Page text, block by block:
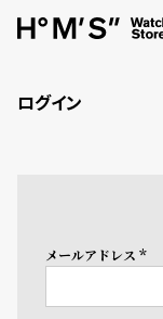
ログイン
メールアドレス
(必